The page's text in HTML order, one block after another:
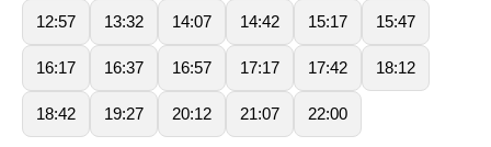
12:57 13:32 14:07 14:42 15:17 15:47
16:17 16:37 16:57 17:17 17:42 18:12
18:42 19:27 20:12 21:07 22:00